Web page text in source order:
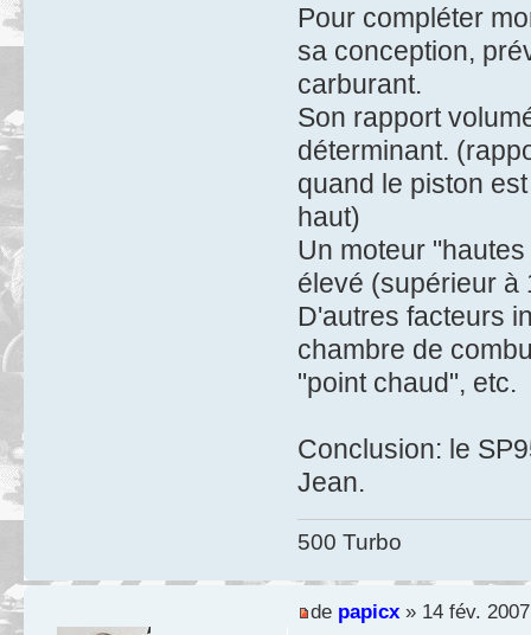
Pour compléter
sa conception,
carburant.
Son rapport
déterminant.
quand le piston
haut)
Un moteur
élevé (supérieur à
D'autres facteurs
chambre de
"point chaud", etc.
Conclusion: le
Jean.
500 Turbo
de papicx» 14 fév.